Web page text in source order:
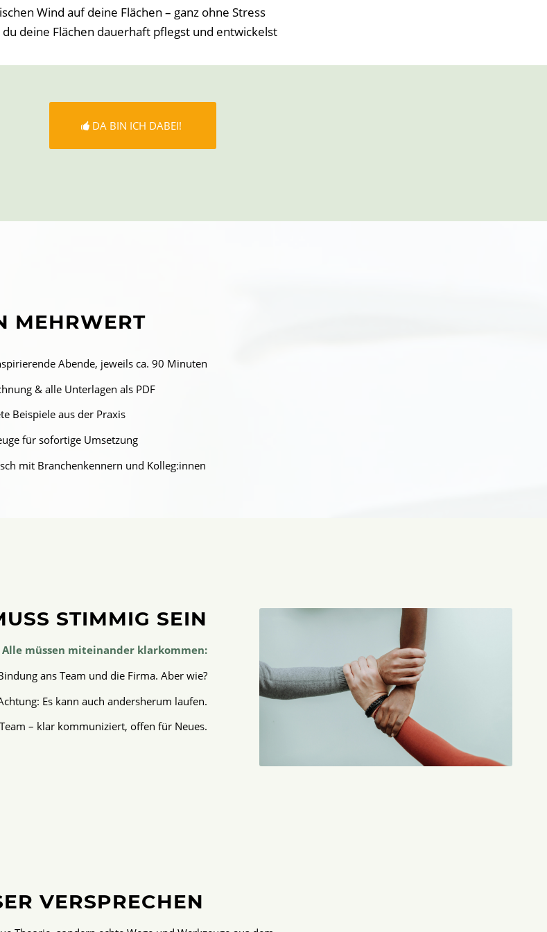
Wind auf deine Flächen – ganz ohne Stress
deine Flächen dauerhaft pflegst und entwickelst
DA BIN ICH DABEI!
MEHRWERT
Abende, jeweils ca. 90 Minuten
& alle Unterlagen als PDF
Beispiele aus der Praxis
für sofortige Umsetzung
mit Branchenkennern und Kolleg:innen
STIMMIG SEIN
Alle müssen miteinander klarkommen:
ans Team und die Firma. Aber wie?
Es kann auch andersherum laufen.
– klar kommuniziert, offen für Neues.
VERSPRECHEN